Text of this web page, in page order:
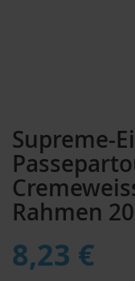
Supreme-
Rahmen
8,23 €
der
Bildergalerie
springen